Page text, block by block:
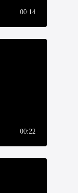
00:14
00:22